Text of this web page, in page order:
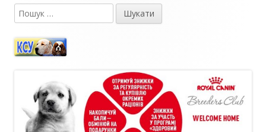
Головний
сайдбар
Пошук: